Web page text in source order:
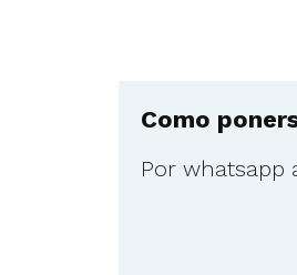
Como
Por whatsapp